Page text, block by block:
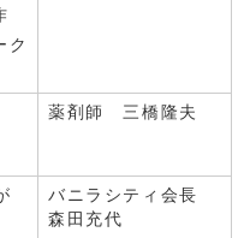
ク
薬剤師 三橋隆夫
バニラシティ会長
森田充代